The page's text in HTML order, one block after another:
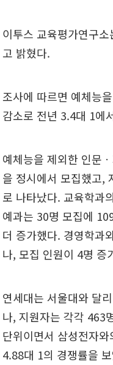
이투스 교육평가연구
고 밝혔다.
조사에 따르면 예체능
감소로 전년 3.4대 1에
예체능을 제외한 인문
을 정시에서 모집했고,
로 나타났다. 교육학과
예과는 30명 모집에
더 증가했다. 경영학과
나, 모집 인원이 4명 증
연세대는 서울대와 달
나, 지원자는 각각 463
단위이면서 삼성전자
4.88대 1의 경쟁률을